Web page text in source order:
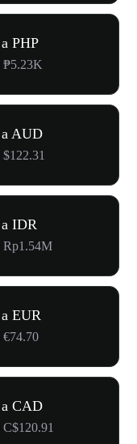
PHP
₱5.23K
AUD
IDR
Rp1.54M
EUR
CAD